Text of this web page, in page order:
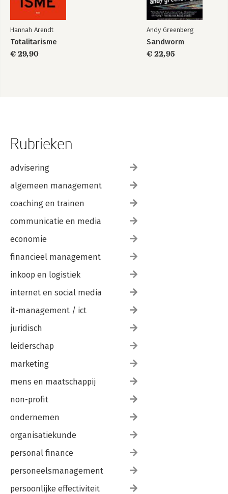
Hannah Arendt
Totalitarisme
€ 29,90
Andy Greenberg
Sandworm
€ 22,95
Rubrieken
advisering
algemeen management
coaching en trainen
communicatie en media
economie
financieel management
inkoop en logistiek
internet en social media
it-management / ict
juridisch
leiderschap
marketing
mens en maatschappij
non-profit
ondernemen
organisatiekunde
personal finance
personeelsmanagement
persoonlijke effectiviteit